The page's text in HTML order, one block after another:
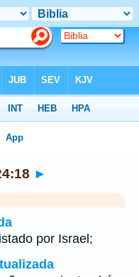
►
por Israel;